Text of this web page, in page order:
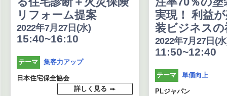
リフォーム提案
2022年7月27日(水)
15:40~16:10
テーマ 集客力アップ
日本住宅保全協会
詳しく見る
実現！ 利益
装ビジネス
2022年7月27日(
11:50~12:40
テーマ 単価向上
PLジャパン